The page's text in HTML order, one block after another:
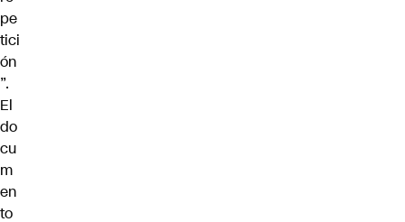
pe
tici
ón
”.
El
do
cu
m
en
to